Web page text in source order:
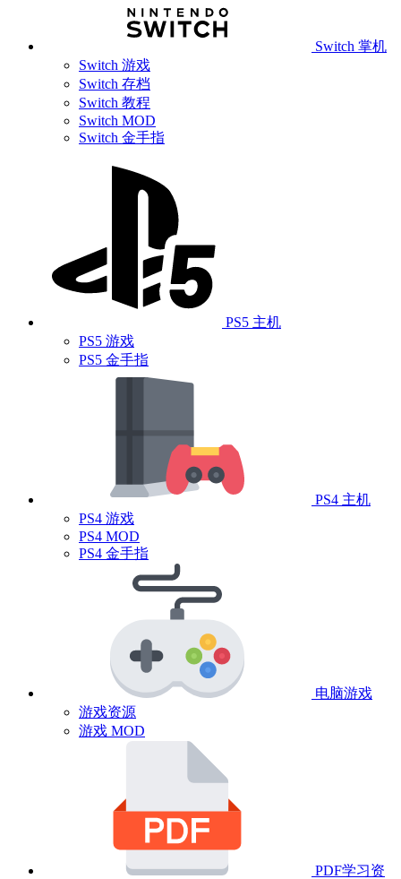
Switch 掌机
Switch 游戏
Switch 存档
Switch 教程
Switch MOD
Switch 金手指
PS5 主机
PS5 游戏
PS5 金手指
PS4 主机
PS4 游戏
PS4 MOD
PS4 金手指
电脑游戏
游戏资源
游戏 MOD
PDF学习资